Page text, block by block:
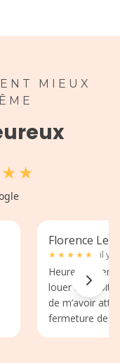
MIEUX
★★
Florence
★ ★ ★ ★ ★ il y
Heureusement
louer une
de m’avoir
fermeture de